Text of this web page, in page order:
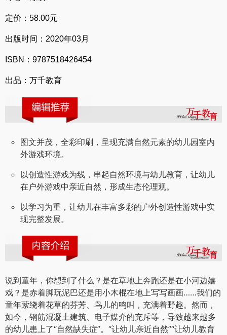
定价： 58.00元
出版时间： 2020年03月
ISBN ： 9787518426454
出品：万千教育
图文并茂，全彩印刷，呈现充满自然元素的幼儿园室内
外游戏环境。
以创造性游戏为线，串起自然环境与幼儿教育，让幼儿
在户外游戏中亲近自然，形成生态伦理观。
以学习为重，让幼儿在丰富多彩的户外创造性游戏中实
现完整发展。
说到童年，你想到了什么？是在草地上奔跑还是在小河边嬉
戏？是赤着脚玩泥巴还是用小木棍在地上写写画画……我们的
童年萦绕着花草的芬芳、鸟儿的鸣叫，充满着野趣。然而，
如今，钢筋混凝土建筑、电子媒介的充斥等，导致越来越多
的幼儿患上了“自然缺失症”。“让幼儿亲近自然”“让幼儿教育